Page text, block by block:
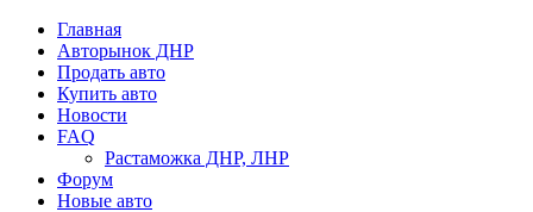
Главная
Авторынок ДНР
Продать авто
Купить авто
Новости
FAQ
Растаможка ДНР, ЛНР
Форум
Новые авто